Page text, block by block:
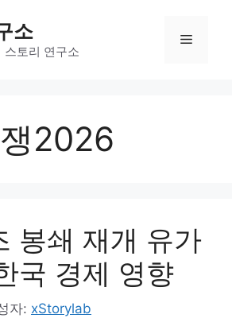
소
스토리 연구소
메
2026
봉쇄 재개 유가
국 경제 영향
자: xStorylab